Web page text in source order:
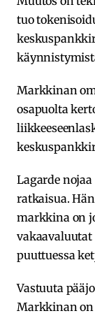
tuo
Markkinan
osapuolta
Lagarde
ratkaisua.
markkina on
puuttuessa
Vastuuta
Markkinan on